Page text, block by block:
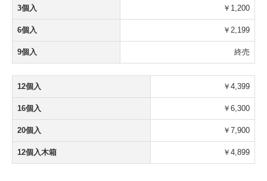
3個入 ￥1,200
6個入 ￥2,199
9個入 終売
12個入 ￥4,399
16個入 ￥6,300
20個入 ￥7,900
12個入木箱 ￥4,899